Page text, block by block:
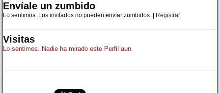
Envíale un zumbido
Lo sentimos. Los invitados no pueden enviar zumbidos. | Registrar
Visitas
Lo sentimos. Nadie ha mirado este Perfil aun